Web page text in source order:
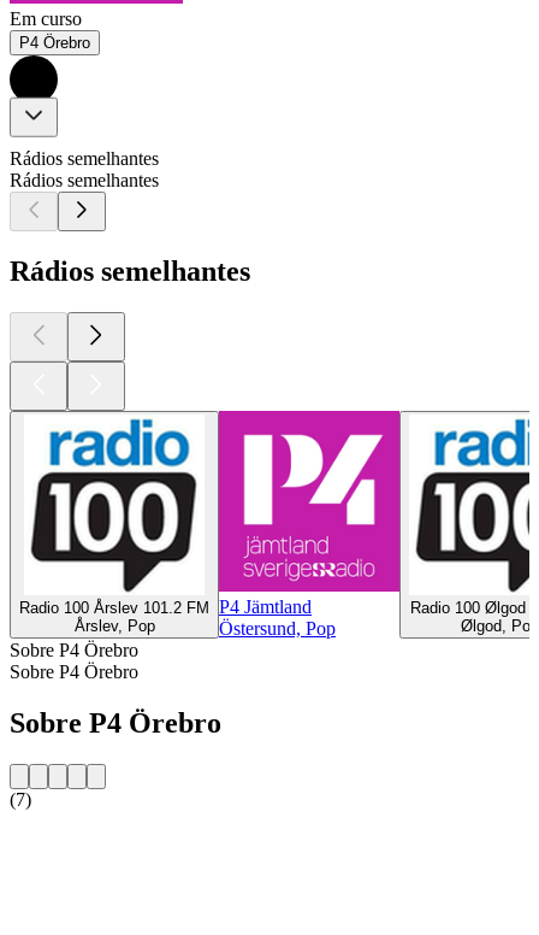
Em curso
P4 Örebro
Rádios semelhantes
Rádios semelhantes
Rádios semelhantes
Radio 100 Årslev 101.2 FM
Årslev, Pop
P4 Jämtland
Östersund, Pop
Radio 100 Ølgod
Ølgod, Pop
Sobre P4 Örebro
Sobre P4 Örebro
Sobre P4 Örebro
(7)